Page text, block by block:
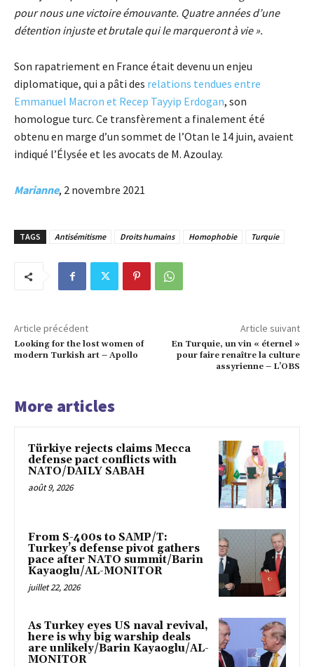
pour nous une victoire émouvante. Quatre années d’une
détention injuste et brutale qui le marqueront à vie ».
Son rapatriement en France était devenu un enjeu
diplomatique, qui a pâti des relations tendues entre
Emmanuel Macron et Recep Tayyip Erdogan, son
homologue turc. Ce transfèrement a finalement été
obtenu en marge d’un sommet de l’Otan le 14 juin, avaient
indiqué l’Élysée et les avocats de M. Azoulay.
Marianne, 2 novembre 2021
TAGS Antisémitisme Droits humains Homophobie Turquie
Article précédent
Looking for the lost women of
modern Turkish art – Apollo
Article suivant
En Turquie, un vin « éternel »
pour faire renaître la culture
assyrienne – L’OBS
More articles
Türkiye rejects claims Mecca
defense pact conflicts with
NATO/DAILY SABAH
août 9, 2026
From S-400s to SAMP/T:
Turkey’s defense pivot gathers
pace after NATO summit/Barin
Kayaoglu/AL-MONITOR
juillet 22, 2026
As Turkey eyes US naval revival,
here is why big warship deals
are unlikely/Barin Kayaoglu/AL-
MONITOR